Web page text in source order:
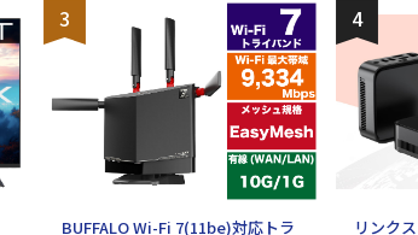
3
BUFFALO Wi-Fi 7(11be)対応トラ
4
リンク